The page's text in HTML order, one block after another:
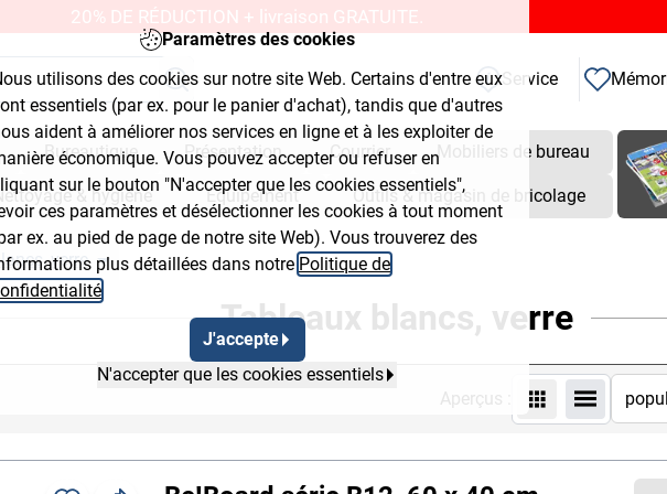
Paramètres des cookies
utilisons des cookies sur notre site Web. Certains d'entre eux
essentiels (par ex. pour le panier d'achat), tandis que d'autres
aident à améliorer nos services en ligne et à les exploiter de
économique. Vous pouvez accepter ou refuser en
sur le bouton "N'accepter que les cookies essentiels",
ces paramètres et désélectionner les cookies à tout moment
ex. au pied de page de notre site Web). Vous trouverez des
plus détaillées dans notre Politique de
J'accepte
N'accepter que les cookies essentiels
20% DE RÉDUCTION + livraison GRATUITE.
Service
Bureautique Présentation Courrier Mobiliers de bureau
& hygiène Équipement Outils & magasin de bricolage
Button 2
verre Breadcrumb Flyout Button 3
Tableaux blancs, verre
Aperçus :